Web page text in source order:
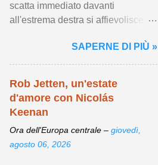
scatta immediato davanti
all'estrema destra si affievolisce
di fondamentalismo islamista ...
Visualizza articolo ...
SAPERNE DI PIÙ »
Rob Jetten, un'estate
d'amore con Nicolás
Keenan
Ora dell'Europa centrale – giovedì,
agosto 06, 2026